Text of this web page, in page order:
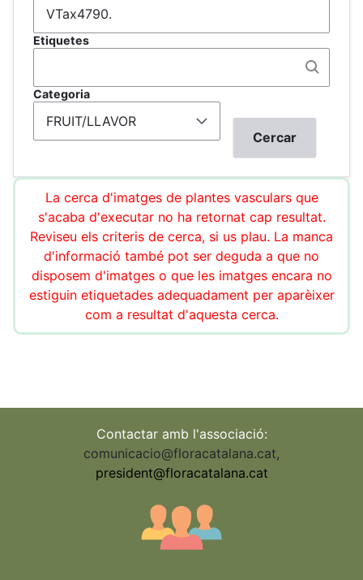
Etiquetes
Categoria
La cerca d'imatges de plantes vasculars que
s'acaba d'executar no ha retornat cap resultat.
Reviseu els criteris de cerca, si us plau. La manca
d'informació també pot ser deguda a que no
disposem d'imatges o que les imatges encara no
estiguin etiquetades adequadament per aparèixer
com a resultat d'aquesta cerca.
Contactar amb l'associació:
comunicacio@floracatalana.cat,
president@floracatalana.cat